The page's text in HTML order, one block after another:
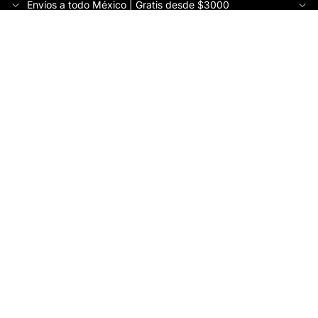
Envíos a todo México | Gratis desde $3000